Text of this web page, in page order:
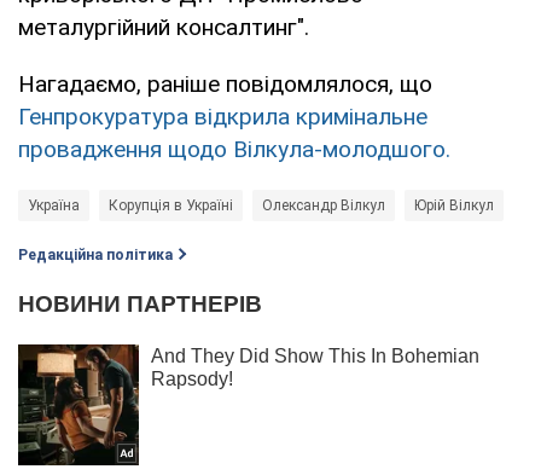
металургійний консалтинг".
Нагадаємо, раніше повідомлялося, що
Генпрокуратура відкрила кримінальне
провадження щодо Вілкула-молодшого.
Україна Корупція в Україні Олександр Вілкул Юрій Вілкул
Редакційна політика